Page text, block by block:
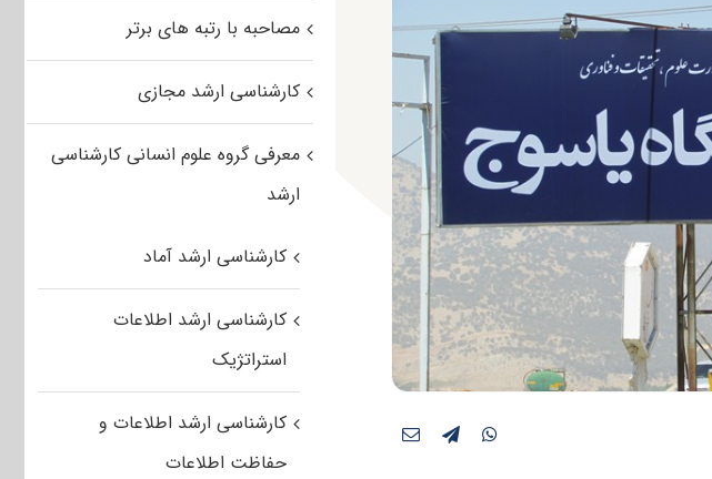
مصاحبه با رتبه های برتر
کارشناسی ارشد مجازی
معرفی گروه علوم انسانی کارشناسی
ارشد
کارشناسی ارشد آماد
کارشناسی ارشد اطلاعات
استراتژیک
کارشناسی ارشد اطلاعات و
حفاظت اطلاعات